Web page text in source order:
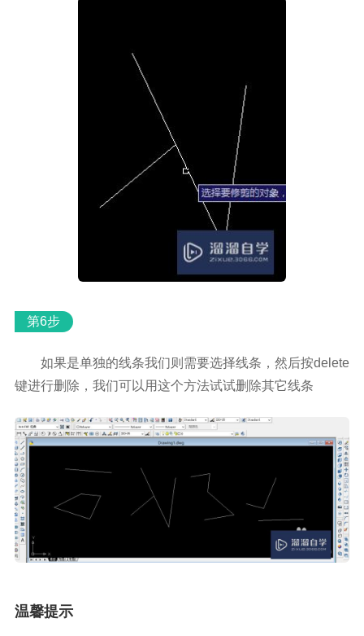
第6步
如果是单独的线条我们则需要选择线条，然后按delete
键进行删除，我们可以用这个方法试试删除其它线条
温馨提示